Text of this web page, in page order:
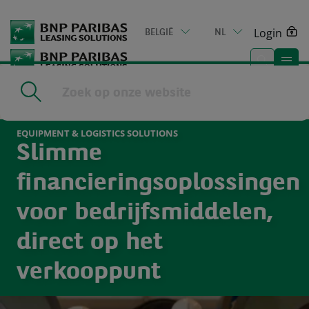
to
main
content
BELGIË NL Login
Home
EQUIPMENT & LOGISTICS SOLUTIONS
Slimme
financieringsoplossingen
voor bedrijfsmiddelen,
direct op het
verkooppunt